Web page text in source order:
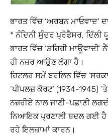
ਭਾਰਤ ਵਿੱਚ ‘ਅਰਬਨ ਮਾਓਵਾਦ’
* ਨੰਦਿਨੀ ਸੁੰਦਰ ਪ੍ਰੋਫੈਸਰ, ਦਿੱਲੀ
ਭਾਰਤ ਵਿੱਚ ‘ਸ਼ਹਿਰੀ
ਹੀ ਨਜ਼ਰ ਆਉਣ ਲੱਗਾ ਹੈ।
ਹਿਟਲਰ ਸਮੇਂ ਬਰਲਿਨ ਵਿੱਚ
‘ਪੀਪਲਜ਼ ਕੋਰਟ’ (1934-1945)
ਨਜ਼ਰੀਏ ਨਾਲ ਜਾਣੀ-ਪਛਾਣੀ
ਨਿਆਇਕ ਪ੍ਰਣਾਲੀ ਬਦਲ ਗਈ ਹੈ
ਰਹੇ ਇਲਜ਼ਾਮਾਂ ਕਾਰਨ।